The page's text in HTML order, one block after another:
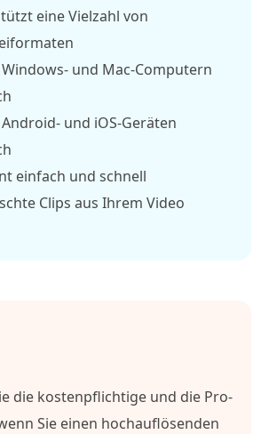
eine Vielzahl von
und Mac-Computern
und iOS-Geräten
einfach und schnell
Clips aus Ihrem Video
die kostenpflichtige und die Pro-
Sie einen hochauflösenden